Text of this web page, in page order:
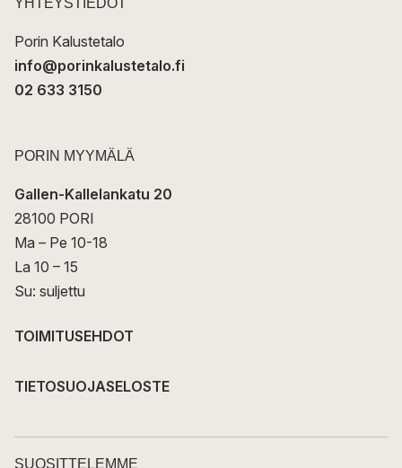
YHTEYSTIEDOT
Porin Kalustetalo
info@porinkalustetalo.fi
02 633 3150
PORIN MYYMÄLÄ
Gallen-Kallelankatu 20
28100 PORI
Ma – Pe 10-18
La 10 – 15
Su: suljettu
TOIMITUSEHDOT
TIETOSUOJASELOSTE
SUOSITTELEMME